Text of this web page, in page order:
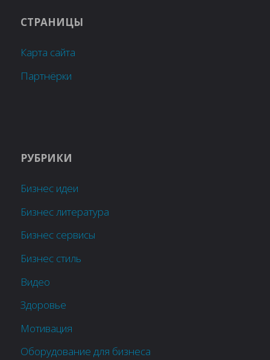
СТРАНИЦЫ
Карта сайта
Партнёрки
РУБРИКИ
Бизнес идеи
Бизнес литература
Бизнес сервисы
Бизнес стиль
Видео
Здоровье
Мотивация
Оборудование для бизнеса